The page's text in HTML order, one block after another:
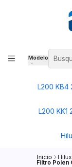
Modelo
L200 KB4
L200 KK1
Inicio
Filtro Polen